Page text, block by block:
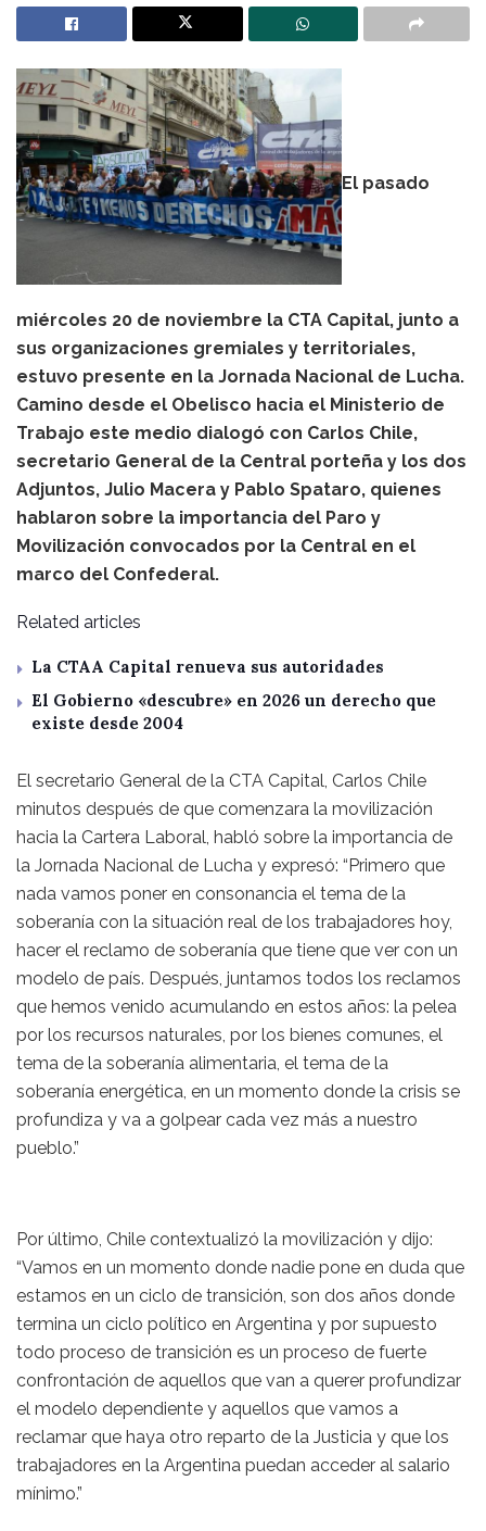
El pasado
miércoles 20 de noviembre la CTA Capital, junto a
sus organizaciones gremiales y territoriales,
estuvo presente en la Jornada Nacional de Lucha.
Camino desde el Obelisco hacia el Ministerio de
Trabajo este medio dialogó con Carlos Chile,
secretario General de la Central porteña y los dos
Adjuntos, Julio Macera y Pablo Spataro, quienes
hablaron sobre la importancia del Paro y
Movilización convocados por la Central en el
marco del Confederal.
Related articles
La CTAA Capital renueva sus autoridades
El Gobierno «descubre» en 2026 un derecho que
existe desde 2004
El secretario General de la CTA Capital, Carlos Chile
minutos después de que comenzara la movilización
hacia la Cartera Laboral, habló sobre la importancia de
la Jornada Nacional de Lucha y expresó: “Primero que
nada vamos poner en consonancia el tema de la
soberanía con la situación real de los trabajadores hoy,
hacer el reclamo de soberanía que tiene que ver con un
modelo de país. Después, juntamos todos los reclamos
que hemos venido acumulando en estos años: la pelea
por los recursos naturales, por los bienes comunes, el
tema de la soberanía alimentaria, el tema de la
soberanía energética, en un momento donde la crisis se
profundiza y va a golpear cada vez más a nuestro
pueblo.”
Por último, Chile contextualizó la movilización y dijo:
“Vamos en un momento donde nadie pone en duda que
estamos en un ciclo de transición, son dos años donde
termina un ciclo político en Argentina y por supuesto
todo proceso de transición es un proceso de fuerte
confrontación de aquellos que van a querer profundizar
el modelo dependiente y aquellos que vamos a
reclamar que haya otro reparto de la Justicia y que los
trabajadores en la Argentina puedan acceder al salario
mínimo.”